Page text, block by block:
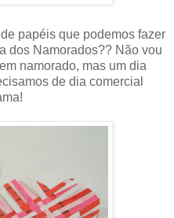
papéis que podemos fazer
dos Namorados?? Não vou
namorado, mas um dia
de dia comercial